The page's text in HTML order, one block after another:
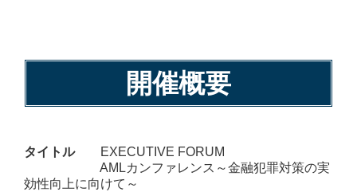
開催概要
タイトルEXECUTIVE FORUM
AMLカンファレンス～金融犯罪対策の実
効性向上に向けて～